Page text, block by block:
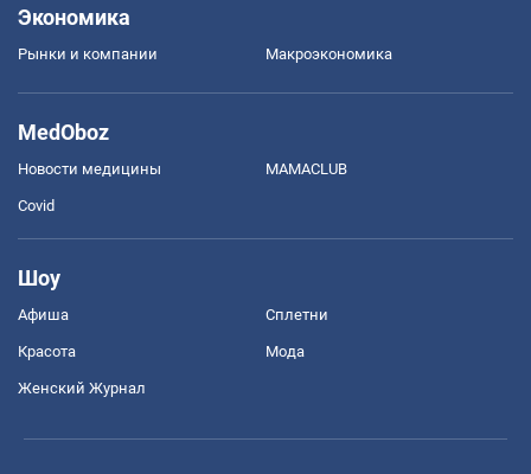
Экономика
Рынки и компании Mакроэкономика
MedOboz
Новости медицины MAMACLUB
Covid
Шоу
Афиша Сплетни
Красота Мода
Женский Журнал